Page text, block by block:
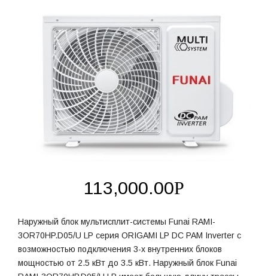
113,000.00Р
Наружный блок мультисплит-системы Funai RAMI-
3OR70HP.D05/U LP серия ORIGAMI LP DC PAM Inverter с
возможностью подключения 3-х внутренних блоков
мощностью от 2.5 кВт до 3.5 кВт. Наружный блок Funai